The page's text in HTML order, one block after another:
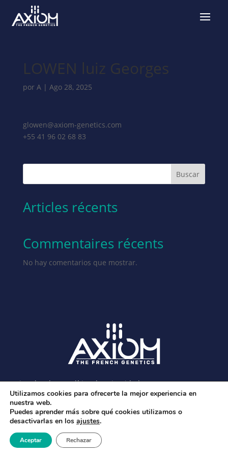
LOWEN luiz Georges
por A| Ago 28, 2025
glowen@axiom-genetics.com
+55 41 96 02 68 83
Buscar
Articles récents
Commentaires récents
No hay comentarios que mostrar.
Avisos legales y política de privacidad
Utilizamos cookies para ofrecerte la mejor experiencia en
nuestra web.
Puedes aprender más sobre qué cookies utilizamos o
desactivarlas en los ajustes.
Aceptar Rechazar